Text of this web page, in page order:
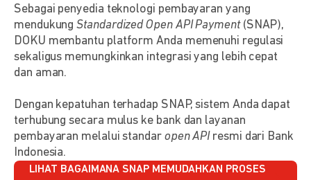
Sebagai penyedia teknologi pembayaran yang
mendukungStandardized Open API Payment(SNAP),
DOKU membantu platform Anda memenuhi regulasi
sekaligus memungkinkan integrasi yang lebih cepat
dan aman.
Dengan kepatuhan terhadap SNAP, sistem Anda dapat
terhubung secara mulus ke bank dan layanan
pembayaran melalui standar open APIresmi dari Bank
Indonesia.
LIHAT BAGAIMANA SNAP MEMUDAHKAN PROSES